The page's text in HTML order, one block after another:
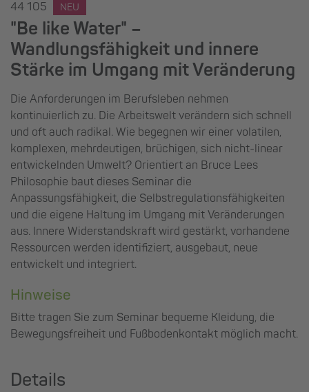
44 105 NEU
"Be like Water" –
Wandlungsfähigkeit und innere
Stärke im Umgang mit Veränderung
Die Anforderungen im Berufsleben nehmen
kontinuierlich zu. Die Arbeitswelt verändern sich schnell
und oft auch radikal. Wie begegnen wir einer volatilen,
komplexen, mehrdeutigen, brüchigen, sich nicht-linear
entwickelnden Umwelt? Orientiert an Bruce Lees
Philosophie baut dieses Seminar die
Anpassungsfähigkeit, die Selbstregulationsfähigkeiten
und die eigene Haltung im Umgang mit Veränderungen
aus. Innere Widerstandskraft wird gestärkt, vorhandene
Ressourcen werden identifiziert, ausgebaut, neue
entwickelt und integriert.
Hinweise
Bitte tragen Sie zum Seminar bequeme Kleidung, die
Bewegungsfreiheit und Fußbodenkontakt möglich macht.
Details